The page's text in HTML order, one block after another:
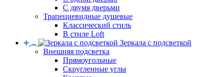
С двумя дверьми
Трапециевидные душевые
Классический стиль
В стиле Loft
Зеркала с подсветкой
Внешняя подсветка
Прямоугольные
Скругленные углы